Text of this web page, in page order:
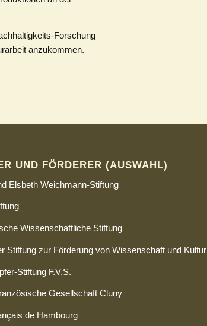
Forschung
anzukommen.
UND FÖRDERER (AUSWAHL)
Elsbeth Weichmann-Stiftung
Wissenschaftliche Stiftung
Stiftung zur Förderung von Wissenschaft und Kultur
Stiftung F.V.S.
Gesellschaft Cluny
de Hambourg